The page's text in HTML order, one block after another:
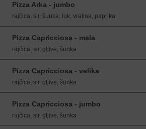
Pizza Arka - jumbo
rajčica, sir, šunka, luk, vratina, paprika
Pizza Capricciosa - mala
rajčica, sir, gljive, šunka
Pizza Capricciosa - velika
rajčica, sir, gljive, šunka
Pizza Capricciosa - jumbo
rajčica, sir, gljive, šunka